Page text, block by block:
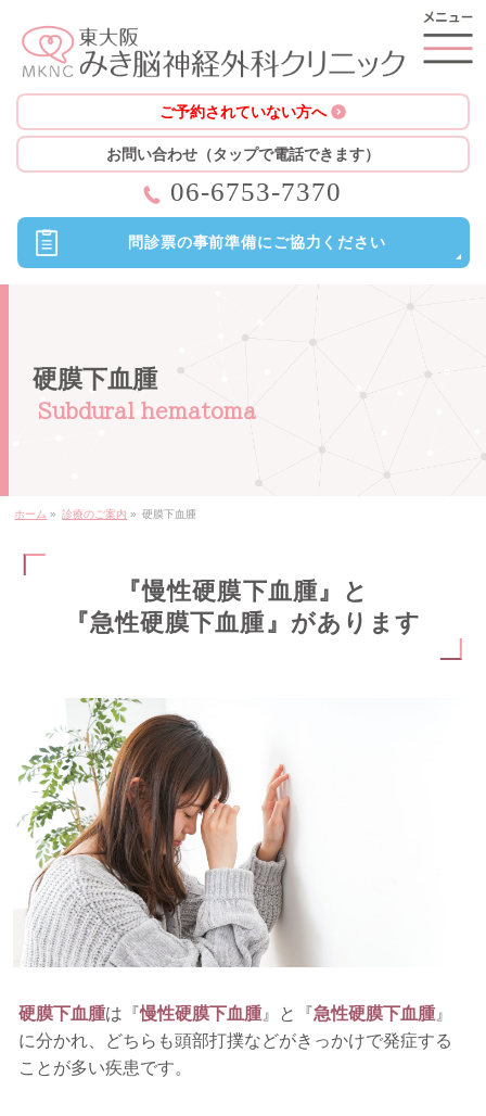
ご予約されていない方へ
お問い合わせ（タップで電話できます）
06-6753-7370
問診票の事前準備にご協力ください
硬膜下血腫
ホーム » 診療のご案内 » 硬膜下血腫
『慢性硬膜下血腫』と
『急性硬膜下血腫』があります
硬膜下血腫は『慢性硬膜下血腫』と『急性硬膜下血腫』
に分かれ、どちらも頭部打撲などがきっかけで発症する
ことが多い疾患です。